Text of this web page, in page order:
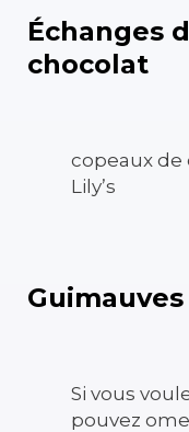
Échanges
chocolat
copeaux de
Lily’s
Guimauves
Si vous
pouvez